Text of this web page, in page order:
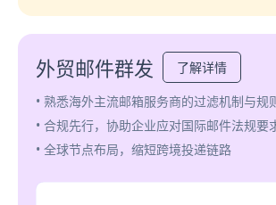
外贸邮件群发
了解详情
• 熟悉海外主流邮箱服务商的过滤机制与规
• 合规先行，协助企业应对国际邮件法规要
• 全球节点布局，缩短跨境投递链路